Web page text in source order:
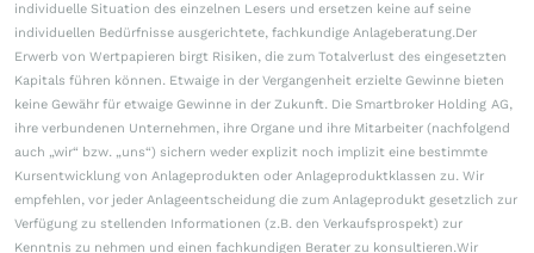
individuelle Situation des einzelnen Lesers und ersetzen keine auf seine
individuellen Bedürfnisse ausgerichtete, fachkundige Anlageberatung.Der
Erwerb von Wertpapieren birgt Risiken, die zum Totalverlust des eingesetzten
Kapitals führen können. Etwaige in der Vergangenheit erzielte Gewinne bieten
keine Gewähr für etwaige Gewinne in der Zukunft. Die Smartbroker Holding AG,
ihre verbundenen Unternehmen, ihre Organe und ihre Mitarbeiter (nachfolgend
auch „wir“ bzw. „uns“) sichern weder explizit noch implizit eine bestimmte
Kursentwicklung von Anlageprodukten oder Anlageproduktklassen zu. Wir
empfehlen, vor jeder Anlageentscheidung die zum Anlageprodukt gesetzlich zur
Verfügung zu stellenden Informationen (z.B. den Verkaufsprospekt) zur
Kenntnis zu nehmen und einen fachkundigen Berater zu konsultieren.Wir